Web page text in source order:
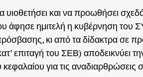
και να προωθήσει
άφησε ημιτελή η κυβέρνηση
κι από τα δίδακτρα σε
επιταγή του ΣΕΒ) αποδεικνύει
κεφαλαίου για τις αναδιαρθρώσεις